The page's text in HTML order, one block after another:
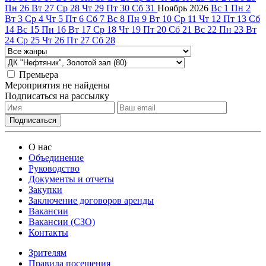
Пн 26 Вт 27 Ср 28 Чт 29 Пт 30 Сб 31 Ноябрь 2026 Вс 1 Пн 2
Вт 3 Ср 4 Чт 5 Пт 6 Сб 7 Вс 8 Пн 9 Вт 10 Ср 11 Чт 12 Пт 13 Сб
14 Вс 15 Пн 16 Вт 17 Ср 18 Чт 19 Пт 20 Сб 21 Вс 22 Пн 23 Вт
24 Ср 25 Чт 26 Пт 27 Сб 28
Премьера
Мероприятия не найдены
Подписаться на рассылку
О нас
Объединение
Руководство
Документы и отчеты
Закупки
Заключение договоров аренды
Вакансии
Вакансии (СЗО)
Контакты
Зрителям
Правила посещения